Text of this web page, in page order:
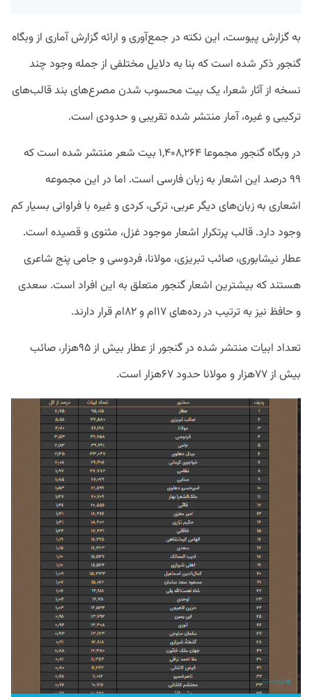
به گزارش پیوست، این نکته در جمع‌آوری و ارائه گزارش آماری از وبگاه
گنجور ذکر شده است که بنا به دلایل مختلفی از جمله وجود چند
نسخه از آثار شعرا، یک بیت محسوب شدن مصرع‌های بند قالب‌های
ترکیبی و غیره، آمار منتشر شده تقریبی و حدودی است.
در وبگاه گنجور مجموعا ۱,۴۰۸,۲۶۴ بیت شعر منتشر شده است که
۹۹ درصد این اشعار به زبان فارسی است. اما در این مجموعه
اشعاری به زبان‌های دیگر عربی، ترکی، کردی و غیره با فراوانی بسیار کم
وجود دارد. قالب پرتکرار اشعار موجود غزل، مثنوی و قصیده است.
عطار نیشابوری، صائب تبریزی، مولانا، فردوسی و جامی پنج شاعری
هستند که بیشترین اشعار گنجور متعلق به این افراد است. سعدی
و حافظ نیز به ترتیب در رده‌های ۱۷ام و ۸۲ام قرار دارند.
تعداد ابیات منتشر شده در گنجور از عطار بیش از ۹۵هزار، صائب
بیش از ۷۷هزار و مولانا حدود ۶۷هزار است.